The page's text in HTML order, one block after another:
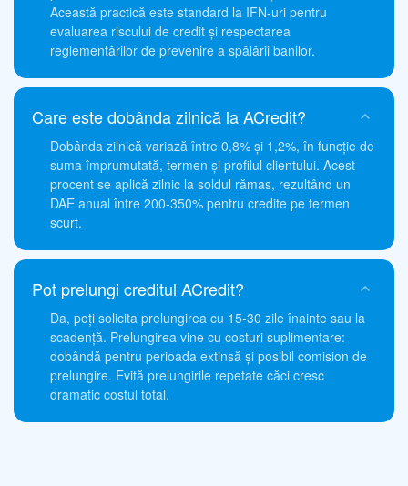
Această practică este standard la IFN-uri pentru
evaluarea riscului de credit și respectarea
reglementărilor de prevenire a spălării banilor.
Care este dobânda zilnică la ACredit?
Dobânda zilnică variază între 0,8% și 1,2%, în funcție de
suma împrumutată, termen și profilul clientului. Acest
procent se aplică zilnic la soldul rămas, rezultând un
DAE anual între 200-350% pentru credite pe termen
scurt.
Pot prelungi creditul ACredit?
Da, poți solicita prelungirea cu 15-30 zile înainte sau la
scadență. Prelungirea vine cu costuri suplimentare:
dobândă pentru perioada extinsă și posibil comision de
prelungire. Evită prelungirile repetate căci cresc
dramatic costul total.